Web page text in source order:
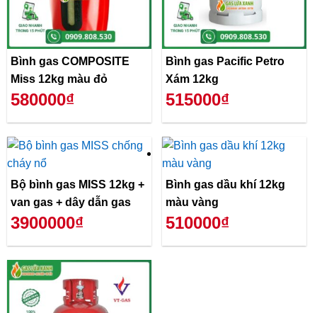
Bình gas COMPOSITE
Miss 12kg màu đỏ
580000₫
Bình gas Pacific Petro
Xám 12kg
515000₫
Bộ bình gas MISS 12kg +
van gas + dây dẫn gas
3900000₫
Bình gas dầu khí 12kg
màu vàng
510000₫